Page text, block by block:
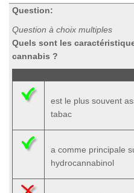
Question:
Question à choix multiples
Quels sont les
cannabis ?
est le plus souvent
tabac
a comme principale
hydrocannabinol